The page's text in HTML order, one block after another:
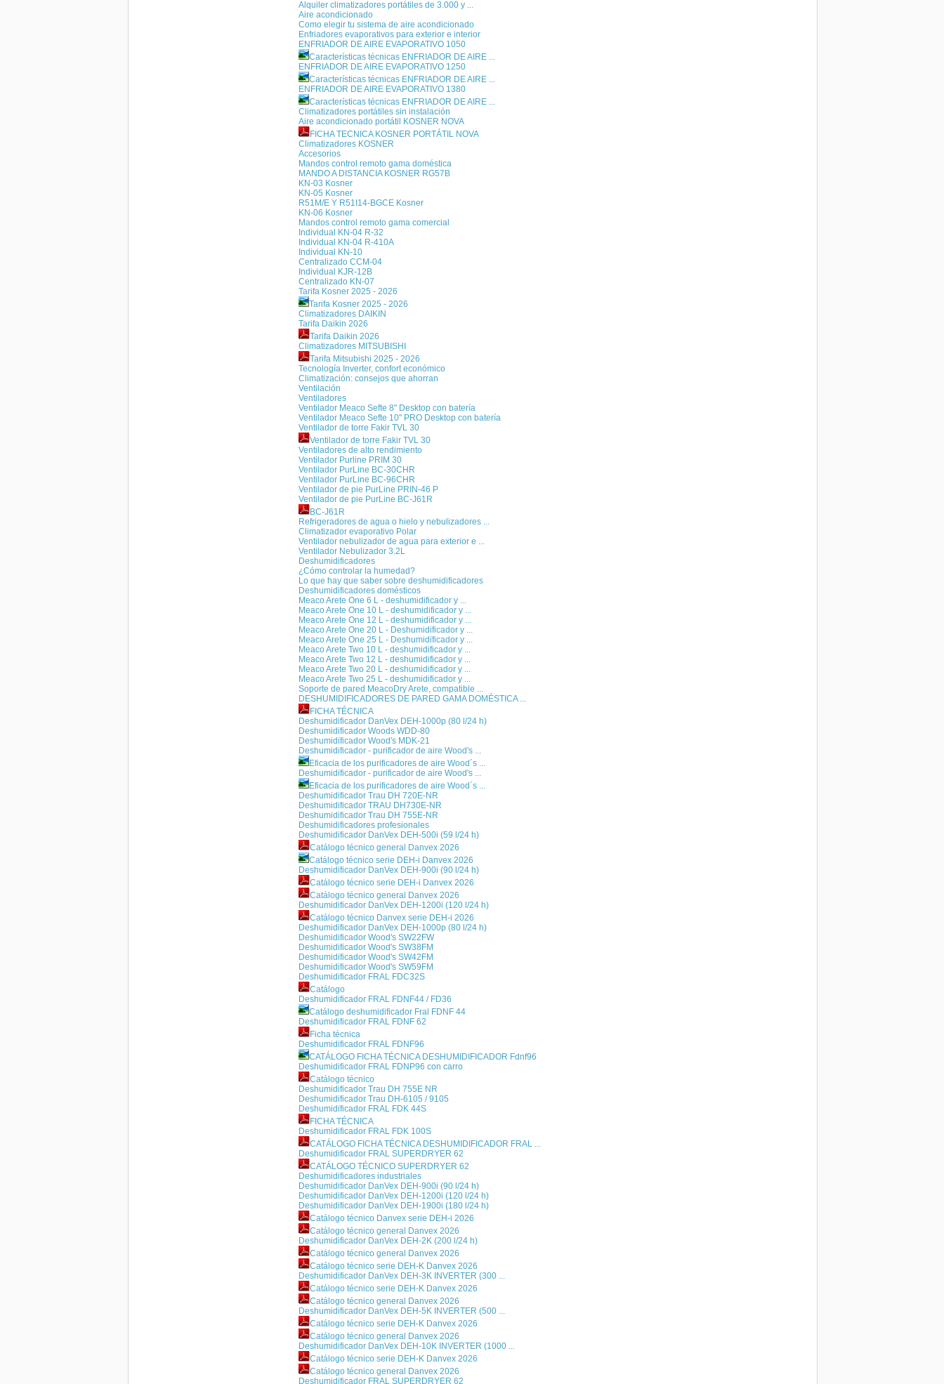
Alquiler climatizadores portátiles de 3.000 y ...
Aire acondicionado
Como elegir tu sistema de aire acondicionado
Enfriadores evaporativos para exterior e interior
ENFRIADOR DE AIRE EVAPORATIVO 1050
Características técnicas ENFRIADOR DE AIRE ...
ENFRIADOR DE AIRE EVAPORATIVO 1250
Características técnicas ENFRIADOR DE AIRE ...
ENFRIADOR DE AIRE EVAPORATIVO 1380
Características técnicas ENFRIADOR DE AIRE ...
Climatizadores portátiles sin instalación
Aire acondicionado portátil KOSNER NOVA
FICHA TECNICA KOSNER PORTÁTIL NOVA
Climatizadores KOSNER
Accesorios
Mandos control remoto gama doméstica
MANDO A DISTANCIA KOSNER RG57B
KN-03 Kosner
KN-05 Kosner
R51M/E Y R51I14-BGCE Kosner
KN-06 Kosner
Mandos control remoto gama comercial
Individual KN-04 R-32
Individual KN-04 R-410A
Individual KN-10
Centralizado CCM-04
Individual KJR-12B
Centralizado KN-07
Tarifa Kosner 2025 - 2026
Tarifa Kosner 2025 - 2026
Climatizadores DAIKIN
Tarifa Daikin 2026
Tarifa Daikin 2026
Climatizadores MITSUBISHI
Tarifa Mitsubishi 2025 - 2026
Tecnología Inverter, confort económico
Climatización: consejos que ahorran
Ventilación
Ventiladores
Ventilador Meaco Sefte 8" Desktop con batería
Ventilador Meaco Sefte 10" PRO Desktop con batería
Ventilador de torre Fakir TVL 30
Ventilador de torre Fakir TVL 30
Ventiladores de alto rendimiento
Ventilador Purline PRIM 30
Ventilador PurLine BC-30CHR
Ventilador PurLine BC-96CHR
Ventilador de pie PurLine PRIN-46 P
Ventilador de pie PurLine BC-J61R
BC-J61R
Refrigeradores de agua o hielo y nebulizadores ...
Climatizador evaporativo Polar
Ventilador nebulizador de agua para exterior e ...
Ventilador Nebulizador 3.2L
Deshumidificadores
¿Cómo controlar la humedad?
Lo que hay que saber sobre deshumidificadores
Deshumidificadores domésticos
Meaco Arete One 6 L - deshumidificador y ...
Meaco Arete One 10 L - deshumidificador y ...
Meaco Arete One 12 L - deshumidificador y ...
Meaco Arete One 20 L - Deshumidificador y ...
Meaco Arete One 25 L - Deshumidificador y ...
Meaco Arete Two 10 L - deshumidificador y ...
Meaco Arete Two 12 L - deshumidificador y ...
Meaco Arete Two 20 L - deshumidificador y ...
Meaco Arete Two 25 L - deshumidificador y ...
Soporte de pared MeacoDry Arete, compatible ...
DESHUMIDIFICADORES DE PARED GAMA DOMÉSTICA ...
FICHA TÉCNICA
Deshumidificador DanVex DEH-1000p (80 l/24 h)
Deshumidificador Woods WDD-80
Deshumidificador Wood's MDK-21
Deshumidificador - purificador de aire Wood's ...
Eficacia de los purificadores de aire Wood´s ...
Deshumidificador - purificador de aire Wood's ...
Eficacia de los purificadores de aire Wood´s ...
Deshumidificador Trau DH 720E-NR
Deshumidificador TRAU DH730E-NR
Deshumidificador Trau DH 755E-NR
Deshumidificadores profesionales
Deshumidificador DanVex DEH-500i (59 l/24 h)
Catálogo técnico general Danvex 2026
Catálogo técnico serie DEH-i Danvex 2026
Deshumidificador DanVex DEH-900i (90 l/24 h)
Catálogo técnico serie DEH-i Danvex 2026
Catálogo técnico general Danvex 2026
Deshumidificador DanVex DEH-1200i (120 l/24 h)
Catálogo técnico Danvex serie DEH-i 2026
Deshumidificador DanVex DEH-1000p (80 l/24 h)
Deshumidificador Wood's SW22FW
Deshumidificador Wood's SW38FM
Deshumidificador Wood's SW42FM
Deshumidificador Wood's SW59FM
Deshumidificador FRAL FDC32S
Catálogo
Deshumidificador FRAL FDNF44 / FD36
Catálogo deshumidificador Fral FDNF 44
Deshumidificador FRAL FDNF 62
Ficha técnica
Deshumidificador FRAL FDNF96
CATÁLOGO FICHA TÉCNICA DESHUMIDIFICADOR Fdnf96
Deshumidificador FRAL FDNP96 con carro
Catálogo técnico
Deshumidificador Trau DH 755E NR
Deshumidificador Trau DH-6105 / 9105
Deshumidificador FRAL FDK 44S
FICHA TÉCNICA
Deshumidificador FRAL FDK 100S
CATÁLOGO FICHA TÉCNICA DESHUMIDIFICADOR FRAL ...
Deshumidificador FRAL SUPERDRYER 62
CATÁLOGO TÉCNICO SUPERDRYER 62
Deshumidificadores industriales
Deshumidificador DanVex DEH-900i (90 l/24 h)
Deshumidificador DanVex DEH-1200i (120 l/24 h)
Deshumidificador DanVex DEH-1900i (180 l/24 h)
Catálogo técnico Danvex serie DEH-i 2026
Catálogo técnico general Danvex 2026
Deshumidificador DanVex DEH-2K (200 l/24 h)
Catálogo técnico general Danvex 2026
Catálogo técnico serie DEH-K Danvex 2026
Deshumidificador DanVex DEH-3K INVERTER (300 ...
Catálogo técnico serie DEH-K Danvex 2026
Catálogo técnico general Danvex 2026
Deshumidificador DanVex DEH-5K INVERTER (500 ...
Catálogo técnico serie DEH-K Danvex 2026
Catálogo técnico general Danvex 2026
Deshumidificador DanVex DEH-10K INVERTER (1000 ...
Catálogo técnico serie DEH-K Danvex 2026
Catálogo técnico general Danvex 2026
Deshumidificador FRAL SUPERDRYER 62